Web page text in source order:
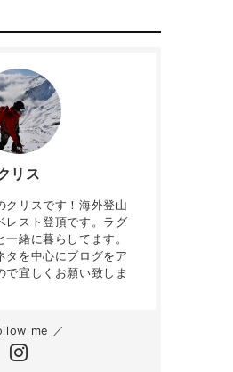
リス
クリスです！海外登山
レスト登頂です。ラグ
一緒に暮らしてます。
タを中心にブログをア
で宜しくお願い致しま
me ／